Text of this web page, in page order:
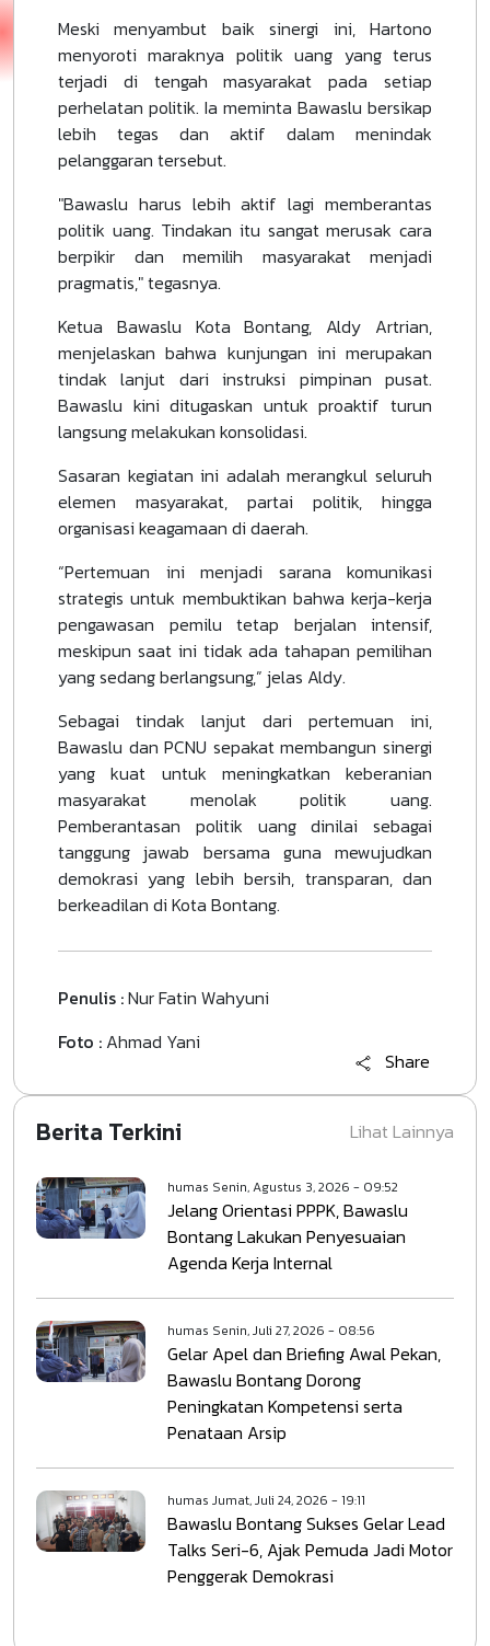
Meski menyambut baik sinergi ini, Hartono
menyoroti maraknya politik uang yang terus
terjadi di tengah masyarakat pada setiap
perhelatan politik. Ia meminta Bawaslu bersikap
lebih tegas dan aktif dalam menindak
pelanggaran tersebut.
"Bawaslu harus lebih aktif lagi memberantas
politik uang. Tindakan itu sangat merusak cara
berpikir dan memilih masyarakat menjadi
pragmatis," tegasnya.
Ketua Bawaslu Kota Bontang, Aldy Artrian,
menjelaskan bahwa kunjungan ini merupakan
tindak lanjut dari instruksi pimpinan pusat.
Bawaslu kini ditugaskan untuk proaktif turun
langsung melakukan konsolidasi.
Sasaran kegiatan ini adalah merangkul seluruh
elemen masyarakat, partai politik, hingga
organisasi keagamaan di daerah.
“Pertemuan ini menjadi sarana komunikasi
strategis untuk membuktikan bahwa kerja-kerja
pengawasan pemilu tetap berjalan intensif,
meskipun saat ini tidak ada tahapan pemilihan
yang sedang berlangsung,” jelas Aldy.
Sebagai tindak lanjut dari pertemuan ini,
Bawaslu dan PCNU sepakat membangun sinergi
yang kuat untuk meningkatkan keberanian
masyarakat menolak politik uang.
Pemberantasan politik uang dinilai sebagai
tanggung jawab bersama guna mewujudkan
demokrasi yang lebih bersih, transparan, dan
berkeadilan di Kota Bontang.
Penulis :Nur Fatin Wahyuni
Foto : Ahmad Yani
Share
Berita Terkini
humas Senin, Agustus 3, 2026 - 09:52
Jelang Orientasi PPPK, Bawaslu
Bontang Lakukan Penyesuaian
Agenda Kerja Internal
humas Senin, Juli 27, 2026 - 08:56
Gelar Apel dan Briefing Awal Pekan,
Bawaslu Bontang Dorong
Peningkatan Kompetensi serta
Penataan Arsip
humas Jumat, Juli 24, 2026 - 19:11
Bawaslu Bontang Sukses Gelar Lead
Talks Seri-6, Ajak Pemuda Jadi Motor
Penggerak Demokrasi
Lihat Lainnya